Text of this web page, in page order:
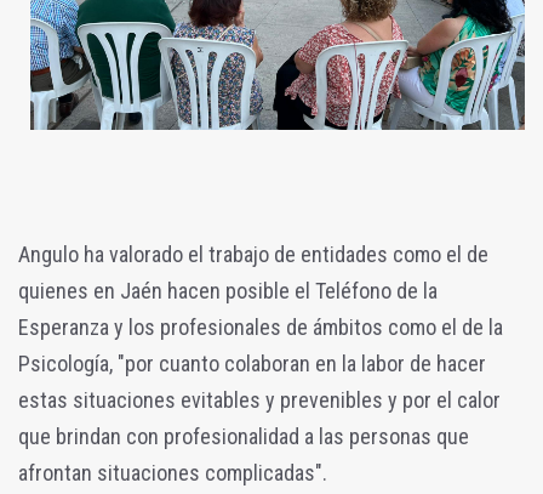
Angulo ha valorado el trabajo de entidades como el de
quienes en Jaén hacen posible el Teléfono de la
Esperanza y los profesionales de ámbitos como el de la
Psicología, "por cuanto colaboran en la labor de hacer
estas situaciones evitables y prevenibles y por el calor
que brindan con profesionalidad a las personas que
afrontan situaciones complicadas".